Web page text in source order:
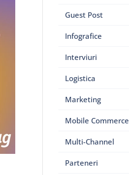
Guest Post
Infografice
Interviuri
Logistica
Marketing
Mobile Commerce
Multi-Channel
Parteneri